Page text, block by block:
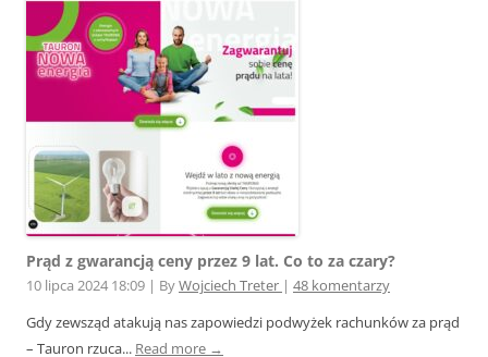
Prąd z gwarancją ceny przez 9 lat. Co to za czary?
10 lipca 2024 18:09 | ByWojciech Treter | 48 komentarzy
Gdy zewsząd atakują nas zapowiedzi podwyżek rachunków za prąd
– Tauron rzuca... Read more →